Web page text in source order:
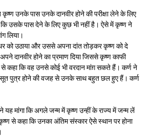
उनके पास उनके दानवीर होने की परीक्षा लेने के लिए
उसके पास देने के लिए कुछ भी नहीं है। ऐसे में कृष्ण ने
लिया।
को उठाया और उससे अपना दांत तोड़कर कृष्ण को दे
दानवीर होने का प्रमाण दिया जिससे कृष्ण काफी
कहा कि वह उनसे कोई भी वरदान मांग़ सकते हैं। कर्ण ने
सूत पुत्र होने की वजह से उनके साथ बहुत छल हुए हैं। कर्ण
यह मांगा कि अगले जन्म में कृष्ण उन्हीं के राज्य में जन्म लें
से कहा कि उनका अंतिम संस्कार ऐसे स्थान पर होना